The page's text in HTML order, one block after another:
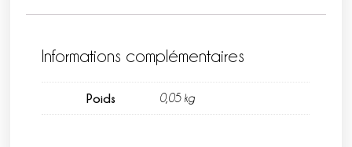
Informations complémentaires
Poids 0,05 kg